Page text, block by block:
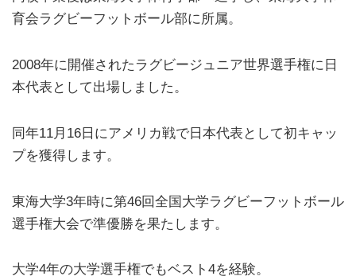
育会ラグビーフットボール部に所属。
2008年に開催されたラグビージュニア世界選手権に日
本代表として出場しました。
同年11月16日にアメリカ戦で日本代表として初キャッ
プを獲得します。
東海大学3年時に第46回全国大学ラグビーフットボール
選手権大会で準優勝を果たします。
大学4年の大学選手権でもベスト4を経験。